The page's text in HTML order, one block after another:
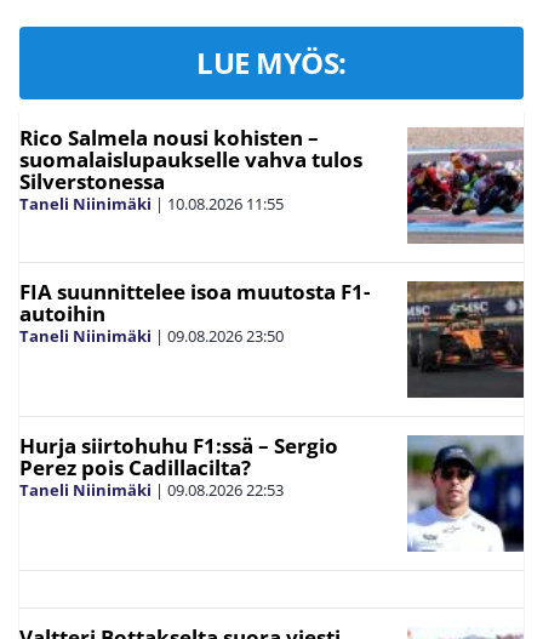
LUE MYÖS:
Rico Salmela nousi kohisten –
suomalaislupaukselle vahva tulos
Silverstonessa
Taneli Niinimäki | 10.08.2026 11:55
FIA suunnittelee isoa muutosta F1-
autoihin
Taneli Niinimäki | 09.08.202623:50
Hurja siirtohuhu F1:ssä – Sergio
Perez pois Cadillacilta?
Taneli Niinimäki | 09.08.202622:53